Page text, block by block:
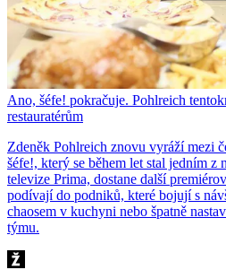
Ano, šéfe! pokračuje. Pohlreich
restauratérům
Zdeněk Pohlreich znovu vyráží mezi
šéfe!, který se během let stal jedním z
televize Prima, dostane další
podívají do podniků, které bojují s
chaosem v kuchyni nebo špatně
týmu.